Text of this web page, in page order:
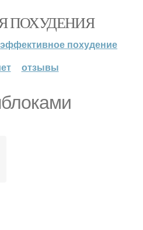
ПОХУДЕНИЯ
эффективное похудение
отзывы